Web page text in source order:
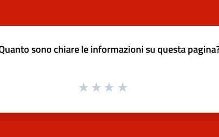
sono chiare le informazioni su questa